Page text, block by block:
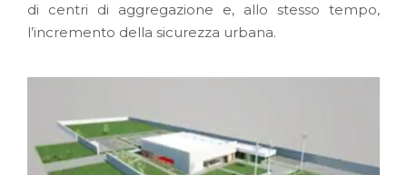
di centri di aggregazione e, allo stesso tempo,
l’incremento della sicurezza urbana.